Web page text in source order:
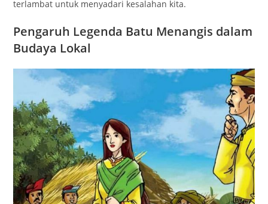
terlambat untuk menyadari kesalahan kita.
Pengaruh Legenda Batu Menangis dalam
Budaya Lokal